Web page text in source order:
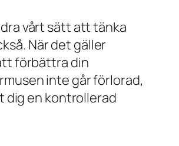
vårt sätt att tänka
När det gäller
förbättra din
inte går förlorad,
dig en kontrollerad